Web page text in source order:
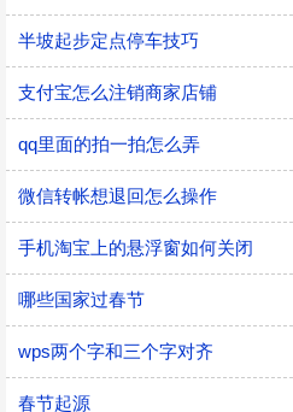
半坡起步定点停车技巧
支付宝怎么注销商家店铺
qq里面的拍一拍怎么弄
微信转帐想退回怎么操作
手机淘宝上的悬浮窗如何关闭
哪些国家过春节
wps两个字和三个字对齐
春节起源